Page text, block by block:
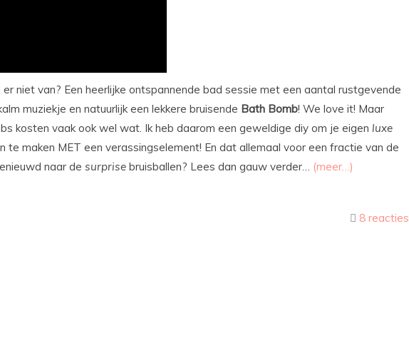
niet van? Een heerlijke ontspannende bad sessie met een aantal rustgevende
muziekje en natuurlijk een lekkere bruisende Bath Bomb! We love it! Maar
kosten vaak ook wel wat. Ik heb daarom een geweldige diy om je eigen luxe
te maken MET een verassingselement! En dat allemaal voor een fractie van de
naar de surprise bruisballen? Lees dan gauw verder… (meer…)
8 reacties